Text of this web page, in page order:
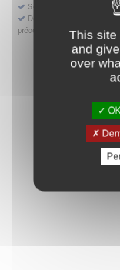
This
and
over
Sollicitation RDV pré-
Déposer une demande ou
précoce